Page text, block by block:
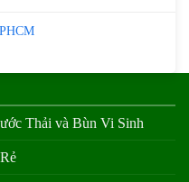
Thải và Bùn Vi Sinh